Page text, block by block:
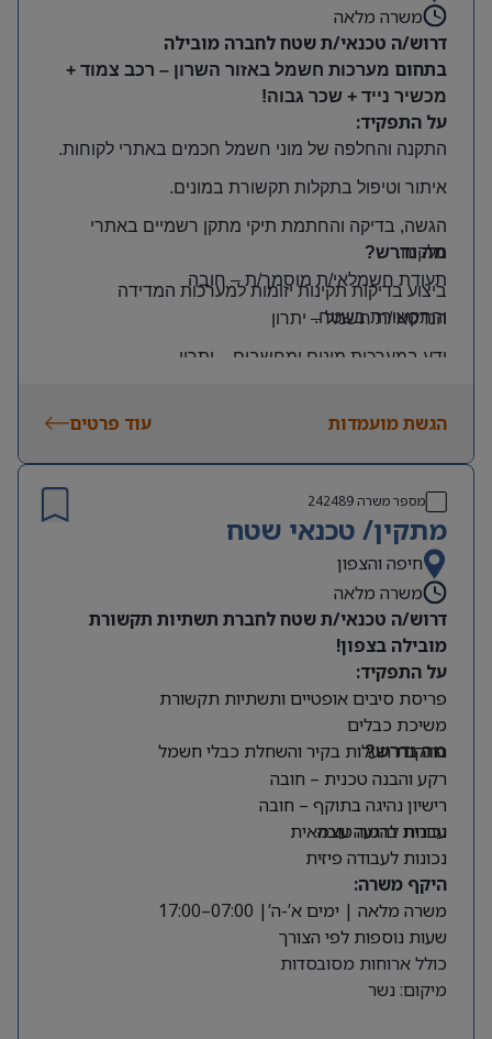
משרה מלאה
דרוש/ה טכנאי/ת שטח לחברה מובילה
בתחום מערכות חשמל באזור השרון – רכב צמוד +
מכשיר נייד + שכר גבוה!
על התפקיד:
התקנה והחלפה של מוני חשמל חכמים באתרי לקוחות.
איתור וטיפול בתקלות תקשורת במונים.
הגשה, בדיקה והחתמת תיקי מתקן רשמיים באתרי
הלקוח.
ביצוע בדיקות תקינות יזומות למערכות המדידה
והתקשורת בשטח.
מה נדרש?
תעודת חשמלאי/ת מוסמך/ת – חובה
הנדסאי/ת חשמל– יתרון
ידע במערכות מונים ומחשבים יתרון
היקף משרה:
משרה מלאה | ימים: א’-ה’ | שעות: 8:00–17:00
תנאים:
רכב צמוד וטלפון סלולרי
שכר גבוה
מיקום: קדימה צורן
הגשת מועמדות עוד פרטים
מספר משרה242489
מתקין/ טכנאי שטח
חיפה והצפון
משרה מלאה
דרוש/ה טכנאי/ת שטח לחברת תשתיות תקשורת
מובילה בצפון!
על התפקיד:
פריסת סיבים אופטיים ותשתיות תקשורת
משיכת כבלים
התקנת תעלות בקיר והשחלת כבלי חשמל
מה נדרש?
רקע והבנה טכנית – חובה
רישיון נהיגה בתוקף – חובה
עברית ברמה טובה
נכונות להגעה עצמאית
נכונות לעבודה פיזית
היקף משרה:
משרה מלאה | ימים א’-ה’| 07:00–17:00
שעות נוספות לפי הצורך
כולל ארוחות מסובסדות
מיקום: נשר